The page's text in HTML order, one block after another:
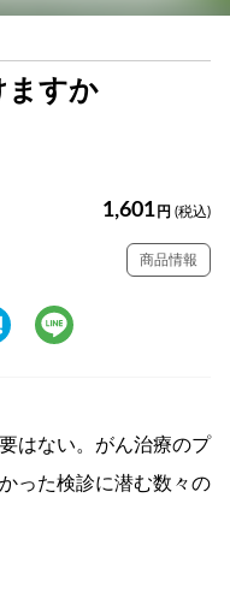
ますか
1,601 円 (税込)
商品情報
はない。がん治療のプ
った検診に潜む数々の